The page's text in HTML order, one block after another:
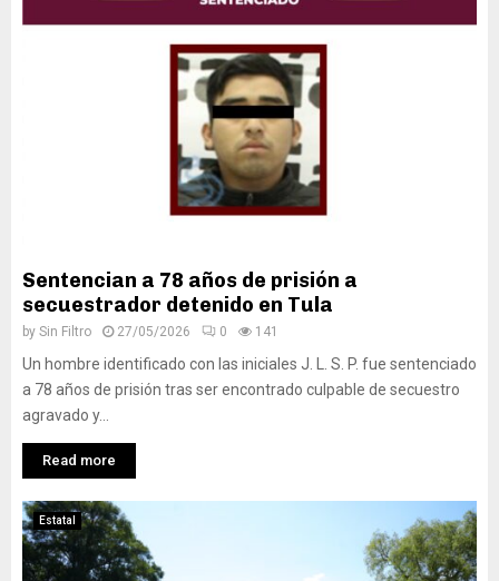
Sentencian a 78 años de prisión a
secuestrador detenido en Tula
by Sin Filtro 27/05/2026 0 141
Un hombre identificado con las iniciales J. L. S. P. fue sentenciado
a 78 años de prisión tras ser encontrado culpable de secuestro
agravado y...
Read more
Estatal